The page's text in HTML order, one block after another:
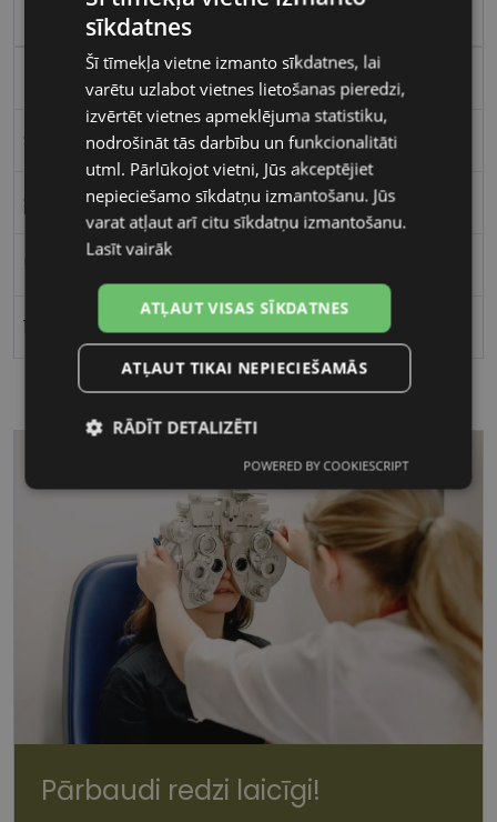
Plastmasa
Stūrains
Sievietēm
17
Pārbaudi redzi laicīgi!
sīkdatnes
Šī tīmekļa vietne izmanto sīkdatnes, lai
varētu uzlabot vietnes lietošanas pieredzi,
izvērtēt vietnes apmeklējuma statistiku,
nodrošināt tās darbību un funkcionalitāti
utml. Pārlūkojot vietni, Jūs akceptējiet
nepieciešamo sīkdatņu izmantošanu. Jūs
varat atļaut arī citu sīkdatņu izmantošanu.
Lasīt vairāk
ATĻAUT VISAS SĪKDATNES
ATĻAUT TIKAI NEPIECIEŠAMĀS
RĀDĪT DETALIZĒTI
sīkdatnes
Statistikas
sīkdatnes
Mārketinga
sīkdatnes
Funkcionālās
sīkdatnes
Mārketinga sīkdatnes
Funkcionālās sīkdatnes
POWERED BY COOKIESCRIPT